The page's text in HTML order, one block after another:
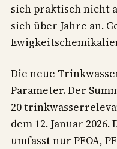
sich praktisch nicht
sich über Jahre an.
Die neue
Parameter. Der
20
dem 12. Januar
umfasst nur PFOA,